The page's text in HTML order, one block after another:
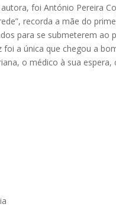
foi António Pereira
recorda a mãe do
para se submeterem ao
foi a única que chegou a
o médico à sua